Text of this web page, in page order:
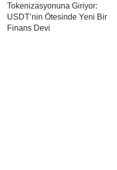
Tokenizasyonuna Giriyor:
USDT’nin Ötesinde Yeni Bir
Finans Devi